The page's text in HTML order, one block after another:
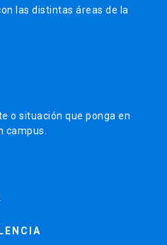
las distintas áreas de la
o situación que ponga en
campus.